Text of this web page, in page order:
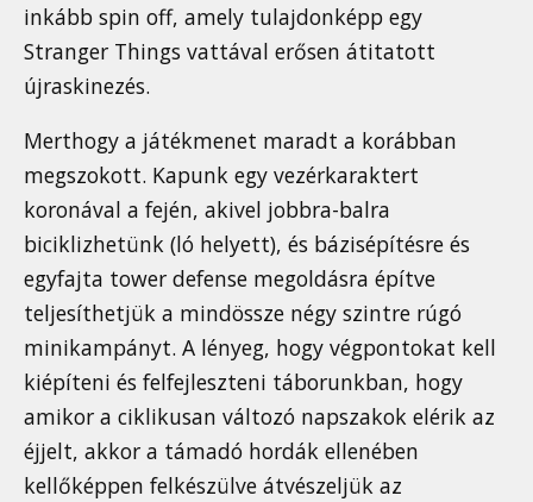
inkább spin off, amely tulajdonképp egy
Stranger Things vattával erősen átitatott
újraskinezés.
Merthogy a játékmenet maradt a korábban
megszokott. Kapunk egy vezérkaraktert
koronával a fején, akivel jobbra-balra
biciklizhetünk (ló helyett), és bázisépítésre és
egyfajta tower defense megoldásra építve
teljesíthetjük a mindössze négy szintre rúgó
minikampányt. A lényeg, hogy végpontokat kell
kiépíteni és felfejleszteni táborunkban, hogy
amikor a ciklikusan változó napszakok elérik az
éjjelt, akkor a támadó hordák ellenében
kellőképpen felkészülve átvészeljük az